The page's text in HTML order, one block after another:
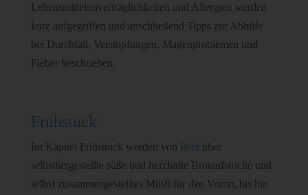
Lebensmittelunverträglichkeiten und Allergien werden
kurz aufgegriffen und anschließend Tipps zur Abhilfe
bei Durchfall, Verstopfungen, Magenproblemen und
Fieber beschrieben.
Frühstück
Im Kapitel Frühstück werden von Brot über
selbsthergestellte süße und herzhafte Brotaufstriche und
selbst zusammengestelltes Müsli für den Vorrat, bis hin